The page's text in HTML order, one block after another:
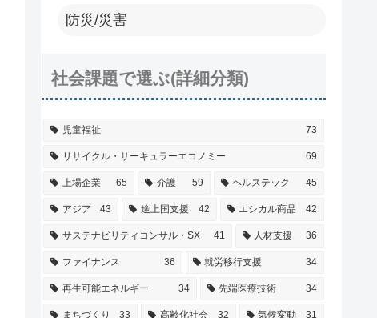
防災/災害
社会課題で選ぶ(詳細分類)
児童福祉 73
リサイクル・サーキュラーエコノミー 69
上場企業 65 介護 59 ヘルステック 45
アジア 43 途上国支援 42 エシカル商品 42
サステナビリティコンサル・SX 41 人材支援 36
ファイナンス 36 就労移行支援 34
再生可能エネルギー 34 先端医療技術 34
まちづくり 33 高齢化社会 32 気候変動 31